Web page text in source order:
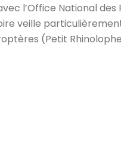
l’Office National des
veille
(Petit